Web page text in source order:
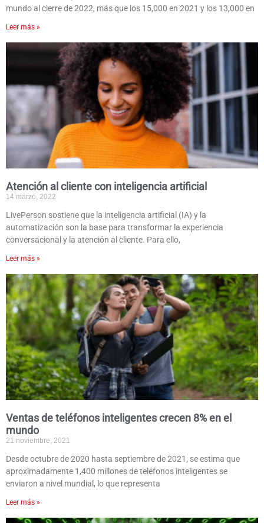
mundo al cierre de 2022, más que los 15,000 en 2021 y los 13,000 en
Leer más »
Atención al cliente con inteligencia artificial
14 marzo, 2022
LivePerson sostiene que la inteligencia artificial (IA) y la
automatización son la base para transformar la experiencia
conversacional y la atención al cliente. Para ello,
Leer más »
Ventas de teléfonos inteligentes crecen 8% en el
mundo
21 noviembre, 2021
Desde octubre de 2020 hasta septiembre de 2021, se estima que
aproximadamente 1,400 millones de teléfonos inteligentes se
enviaron a nivel mundial, lo que representa
Leer más »